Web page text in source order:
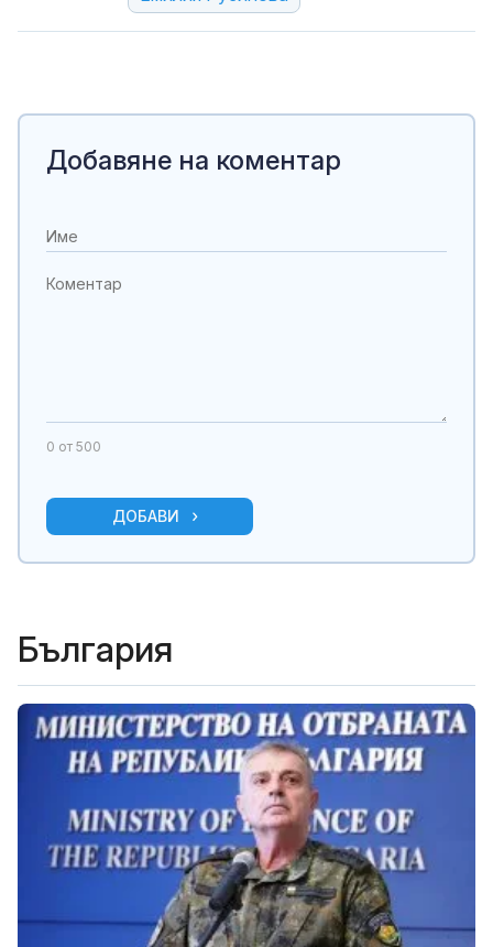
Добавяне на коментар
0 от 500
ДОБАВИ
България